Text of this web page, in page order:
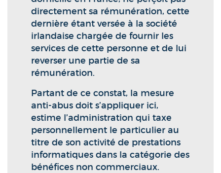
directement sa rémunération, cette
dernière étant versée à la société
irlandaise chargée de fournir les
services de cette personne et de lui
reverser une partie de sa
rémunération.
Partant de ce constat, la mesure
anti-abus doit s’appliquer ici,
estime l’administration qui taxe
personnellement le particulier au
titre de son activité de prestations
informatiques dans la catégorie des
bénéfices non commerciaux.